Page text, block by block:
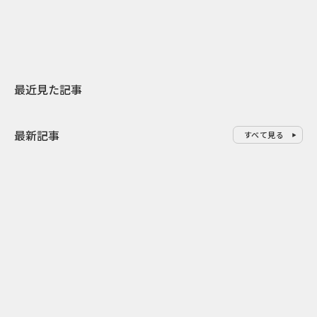
最近見た記事
最新記事 すべて見る